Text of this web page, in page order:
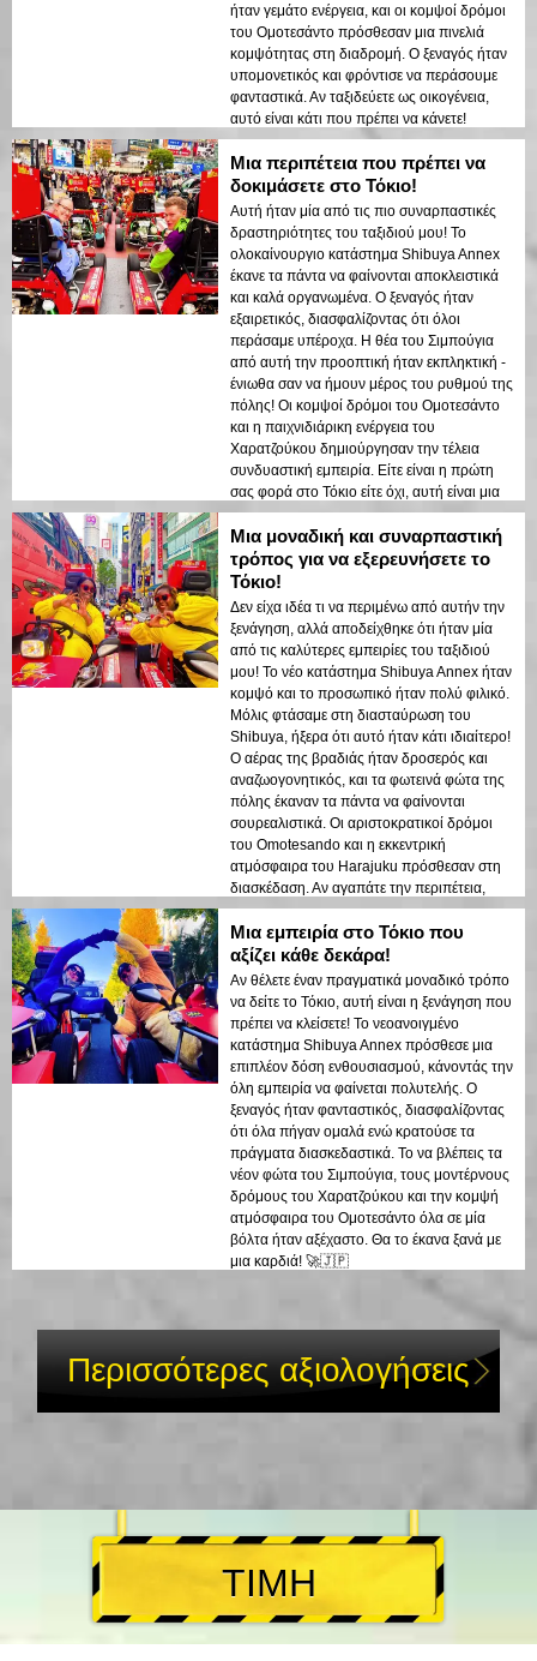
ήταν γεμάτο ενέργεια, και οι κομψοί δρόμοι
του Ομοτεσάντο πρόσθεσαν μια πινελιά
κομψότητας στη διαδρομή. Ο ξεναγός ήταν
υπομονετικός και φρόντισε να περάσουμε
φανταστικά. Αν ταξιδεύετε ως οικογένεια,
αυτό είναι κάτι που πρέπει να κάνετε!
Μια περιπέτεια που πρέπει να
δοκιμάσετε στο Τόκιο!
Αυτή ήταν μία από τις πιο συναρπαστικές
δραστηριότητες του ταξιδιού μου! Το
ολοκαίνουργιο κατάστημα Shibuya Annex
έκανε τα πάντα να φαίνονται αποκλειστικά
και καλά οργανωμένα. Ο ξεναγός ήταν
εξαιρετικός, διασφαλίζοντας ότι όλοι
περάσαμε υπέροχα. Η θέα του Σιμπούγια
από αυτή την προοπτική ήταν εκπληκτική -
ένιωθα σαν να ήμουν μέρος του ρυθμού της
πόλης! Οι κομψοί δρόμοι του Ομοτεσάντο
και η παιχνιδιάρικη ενέργεια του
Χαρατζούκου δημιούργησαν την τέλεια
συνδυαστική εμπειρία. Είτε είναι η πρώτη
σας φορά στο Τόκιο είτε όχι, αυτή είναι μια
ξενάγηση που δεν θα ξεχάσετε!
Μια μοναδική και συναρπαστική
τρόπος για να εξερευνήσετε το
Τόκιο!
Δεν είχα ιδέα τι να περιμένω από αυτήν την
ξενάγηση, αλλά αποδείχθηκε ότι ήταν μία
από τις καλύτερες εμπειρίες του ταξιδιού
μου! Το νέο κατάστημα Shibuya Annex ήταν
κομψό και το προσωπικό ήταν πολύ φιλικό.
Μόλις φτάσαμε στη διασταύρωση του
Shibuya, ήξερα ότι αυτό ήταν κάτι ιδιαίτερο!
Ο αέρας της βραδιάς ήταν δροσερός και
αναζωογονητικός, και τα φωτεινά φώτα της
πόλης έκαναν τα πάντα να φαίνονται
σουρεαλιστικά. Οι αριστοκρατικοί δρόμοι
του Omotesando και η εκκεντρική
ατμόσφαιρα του Harajuku πρόσθεσαν στη
διασκέδαση. Αν αγαπάτε την περιπέτεια,
κλείστε αυτήν την ξενάγηση!
Μια εμπειρία στο Τόκιο που
αξίζει κάθε δεκάρα!
Αν θέλετε έναν πραγματικά μοναδικό τρόπο
να δείτε το Τόκιο, αυτή είναι η ξενάγηση που
πρέπει να κλείσετε! Το νεοανοιγμένο
κατάστημα Shibuya Annex πρόσθεσε μια
επιπλέον δόση ενθουσιασμού, κάνοντάς την
όλη εμπειρία να φαίνεται πολυτελής. Ο
ξεναγός ήταν φανταστικός, διασφαλίζοντας
ότι όλα πήγαν ομαλά ενώ κρατούσε τα
πράγματα διασκεδαστικά. Το να βλέπεις τα
νέον φώτα του Σιμπούγια, τους μοντέρνους
δρόμους του Χαρατζούκου και την κομψή
ατμόσφαιρα του Ομοτεσάντο όλα σε μία
βόλτα ήταν αξέχαστο. Θα το έκανα ξανά με
μια καρδιά! 🚀🇯🇵
Περισσότερες αξιολογήσεις
ΤΙΜΗ